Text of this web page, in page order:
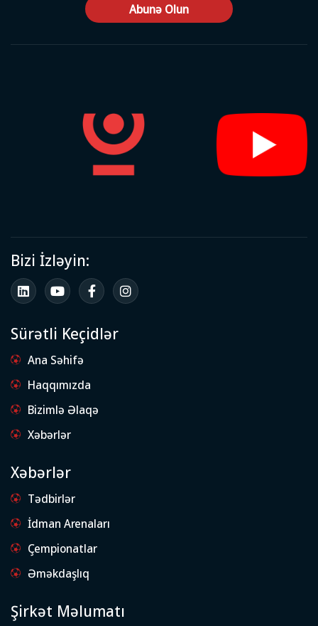
Abunə Olun
Bizi İzləyin:
Sürətli Keçidlər
Ana Səhifə
Haqqımızda
Bizimlə Əlaqə
Xəbərlər
Xəbərlər
Tədbirlər
İdman Arenaları
Çempionatlar
Əməkdaşlıq
Şirkət Məlumatı